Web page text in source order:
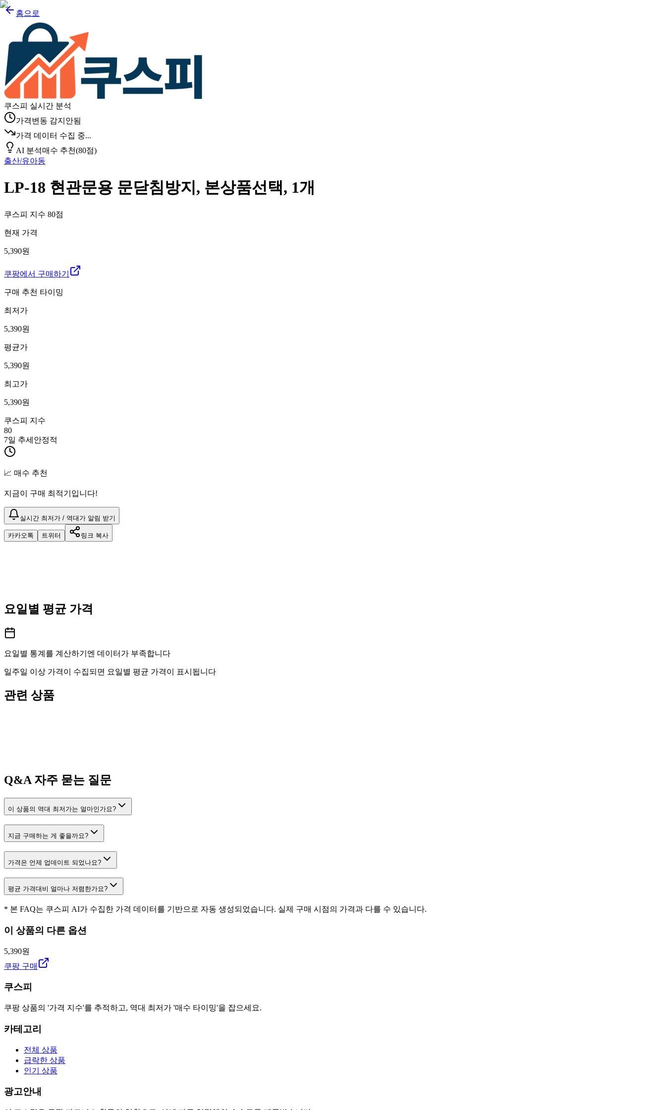
홈으로
쿠스피 실시간 분석
가격변동 감지안됨
가격 데이터 수집 중...
AI 분석매수 추천(80점)
출산/유아동
LP-18 현관문용 문닫침방지, 본상품선택, 1개
쿠스피 지수 80점
현재 가격
5,390원
쿠팡에서 구매하기
구매 추천 타이밍
최저가
5,390원
평균가
5,390원
최고가
5,390원
쿠스피 지수
80
7일 추세 안정적
📈 매수 추천
지금이 구매 최적기입니다!
실시간 최저가 / 역대가 알림 받기
카카오톡 트위터 링크 복사
요일별 평균 가격
요일별 통계를 계산하기엔 데이터가 부족합니다
일주일 이상 가격이 수집되면 요일별 평균 가격이 표시됩니다
관련 상품
Q&A자주 묻는 질문
이 상품의 역대 최저가는 얼마인가요?
지금 구매하는 게 좋을까요?
가격은 언제 업데이트 되었나요?
평균 가격대비 얼마나 저렴한가요?
* 본 FAQ는 쿠스피 AI가 수집한 가격 데이터를 기반으로 자동 생성되었습니다. 실제 구매 시점의 가격과 다를 수 있습니다.
이 상품의 다른 옵션
5,390원
쿠팡 구매
쿠스피
쿠팡 상품의 '가격 지수'를 추적하고, 역대 최저가 '매수 타이밍'을 잡으세요.
카테고리
전체 상품
급락한 상품
인기 상품
광고안내